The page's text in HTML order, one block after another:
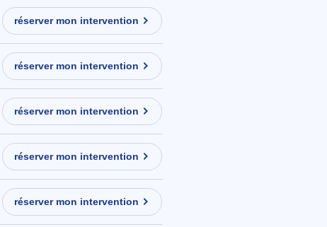
réserver mon intervention
réserver mon intervention
réserver mon intervention
réserver mon intervention
réserver mon intervention